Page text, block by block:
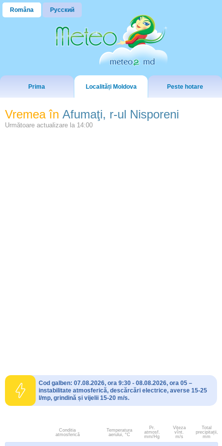
Româna Русский
Prima Localități Moldova Peste hotare
Vremea în Afumaţi, r-ul Nisporeni
Următoare actualizare la 14:00
Cod galben: 07.08.2026, ora 9:30 - 08.08.2026, ora 05 –
instabilitate atmosferică, descărcări electrice, averse 15-25
l/mp, grindină și vijelii 15-20 m/s.
Conditia
atmosferică
Temperatura
aerului, °C
Pr.
atmosf.
mm/Hg
Viteza
vînt.
m/s
Total
precipitații,
mm